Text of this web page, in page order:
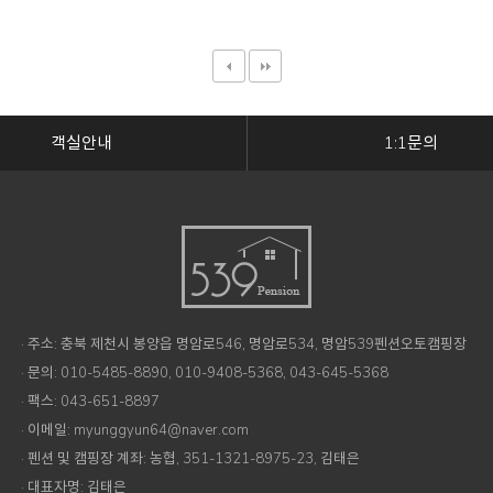
객실안내 1:1문의
· 주소: 충북 제천시 봉양읍 명암로546, 명암로534, 명암539펜션오토캠핑장
· 문의: 010-5485-8890, 010-9408-5368, 043-645-5368
· 팩스: 043-651-8897
· 이메일: myunggyun64@naver.com
· 펜션 및 캠핑장 계좌: 농협, 351-1321-8975-23, 김태은
· 대표자명: 김태은